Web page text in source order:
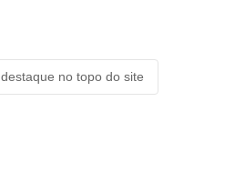
destaque no topo do site